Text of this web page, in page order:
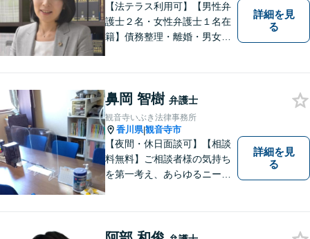
【法テラス利用可】【男性弁
護士２名・女性弁護士１名在
籍】債務整理・離婚・男女問
明を心がけています。早期解
決のため、まずはお気軽にご
相談ください。
詳細を見
る
鼻岡 智樹 弁護士
観音寺いぶき法律事務所
香川県|観音寺市
【夜間・休日面談可】【相談
料無料】ご相談者様の気持ち
を第一考え、あらゆるニーズ
ていただきます。ご相談は無
詳細を見
る